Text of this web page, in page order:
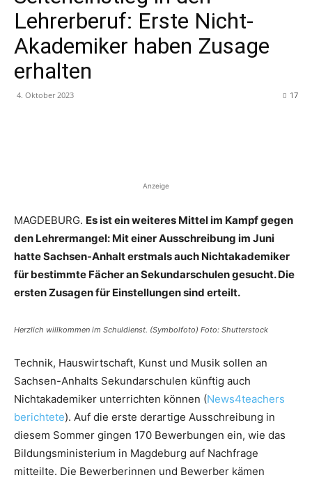
Lehrerberuf: Erste Nicht-
Akademiker haben Zusage
erhalten
4. Oktober 2023 17
Anzeige
MAGDEBURG. Es ist ein weiteres Mittel im Kampf gegen
den Lehrermangel: Mit einer Ausschreibung im Juni
hatte Sachsen-Anhalt erstmals auch Nichtakademiker
für bestimmte Fächer an Sekundarschulen gesucht. Die
ersten Zusagen für Einstellungen sind erteilt.
Herzlich willkommen im Schuldienst. (Symbolfoto) Foto: Shutterstock
Technik, Hauswirtschaft, Kunst und Musik sollen an
Sachsen-Anhalts Sekundarschulen künftig auch
Nichtakademiker unterrichten können (News4teachers
berichtete). Auf die erste derartige Ausschreibung in
diesem Sommer gingen 170 Bewerbungen ein, wie das
Bildungsministerium in Magdeburg auf Nachfrage
mitteilte. Die Bewerberinnen und Bewerber kämen